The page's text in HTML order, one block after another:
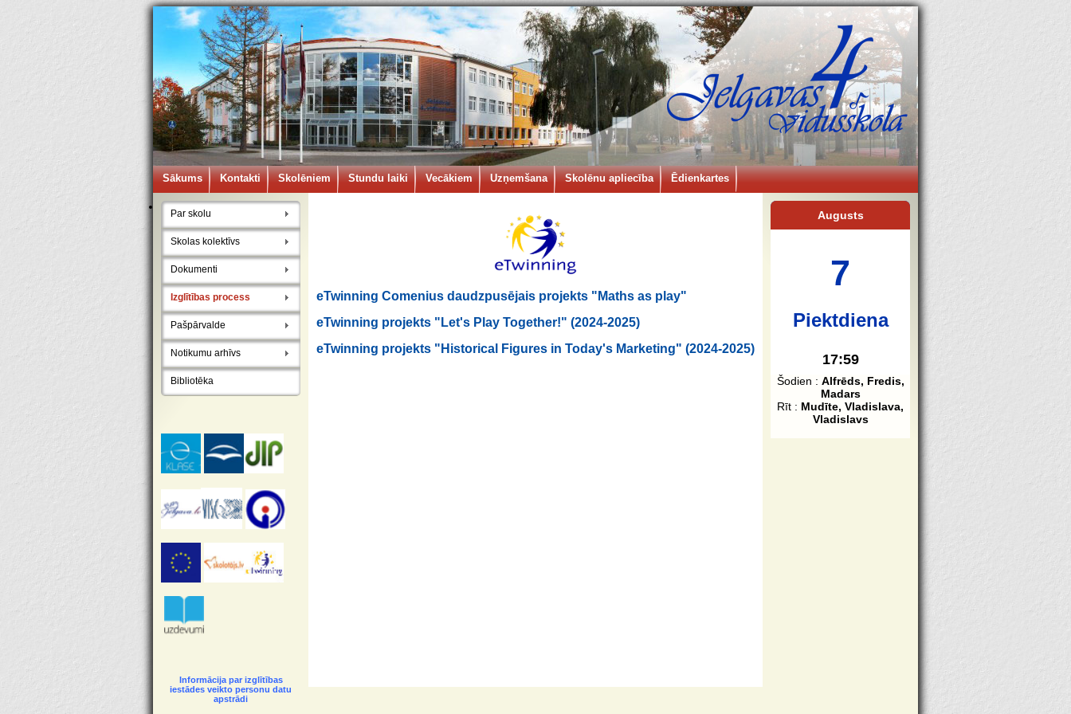
Sākums Kontakti Skolēniem Stundu laiki Vecākiem Uzņemšana Skolēnu apliecība Ēdienkartes
Par skolu
Skolas kolektīvs
Dokumenti
Izglītības process
Pašpārvalde
Notikumu arhīvs
Bibliotēka
Informācija par izglītības
iestādes veikto personu datu
apstrādi
Augusts
7
Piektdiena
17:59
Šodien : Alfrēds, Fredis,
Madars
Rīt : Mudīte, Vladislava,
Vladislavs
eTwinning Comenius daudzpusējais projekts "Maths as play"
eTwinning projekts "Let's Play Together!" (2024-2025)
eTwinning projekts "Historical Figures in Today's Marketing" (2024-2025)